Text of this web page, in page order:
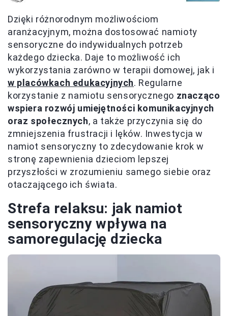
Dzięki różnorodnym możliwościom
aranżacyjnym, można dostosować namioty
sensoryczne do indywidualnych potrzeb
każdego dziecka. Daje to możliwość ich
wykorzystania zarówno w terapii domowej, jak i
w placówkach edukacyjnych. Regularne
korzystanie z namiotu sensorycznego znacząco
wspiera rozwój umiejętności komunikacyjnych
oraz społecznych, a także przyczynia się do
zmniejszenia frustracji i lęków. Inwestycja w
namiot sensoryczny to zdecydowanie krok w
stronę zapewnienia dzieciom lepszej
przyszłości w zrozumieniu samego siebie oraz
otaczającego ich świata.
Strefa relaksu: jak namiot
sensoryczny wpływa na
samoregulację dziecka